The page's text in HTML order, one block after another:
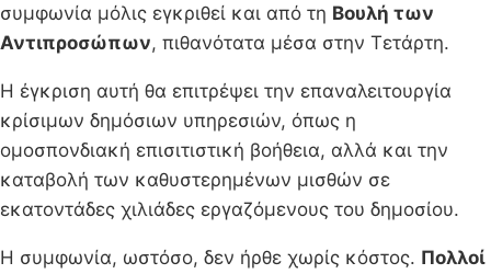
συμφωνία μόλις εγκριθεί και από τη Βουλή των
Αντιπροσώπων, πιθανότατα μέσα στην Τετάρτη.
Η έγκριση αυτή θα επιτρέψει την επαναλειτουργία
κρίσιμων δημόσιων υπηρεσιών, όπως η
ομοσπονδιακή επισιτιστική βοήθεια, αλλά και την
καταβολή των καθυστερημένων μισθών σε
εκατοντάδες χιλιάδες εργαζόμενους του δημοσίου.
Η συμφωνία, ωστόσο, δεν ήρθε χωρίς κόστος. Πολλοί